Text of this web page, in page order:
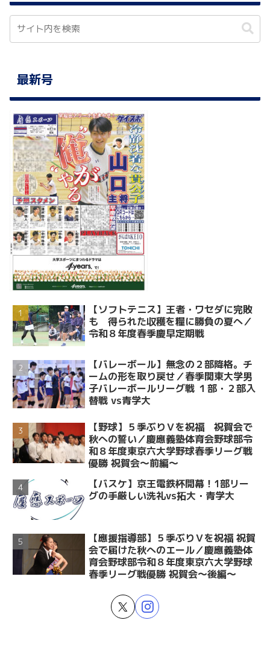
最新号
【ソフトテニス】王者・ワセダに完敗
も 得られた収穫を糧に勝負の夏へ／
令和８年度春季慶早定期戦
【バレーボール】無念の２部降格。チ
ームの形を取り戻せ／春季関東大学男
子バレーボールリーグ戦 １部・２部入
替戦 vs青学大
【野球】５季ぶりＶを祝福 祝賀会で
秋への誓い／慶應義塾体育会野球部令
和８年度東京六大学野球春季リーグ戦
優勝 祝賀会～前編～
【バスケ】京王電鉄杯開幕！1部リー
グの手厳しい洗礼vs拓大・青学大
【應援指導部】５季ぶりＶを祝福 祝賀
会で届けた秋へのエール／慶應義塾体
育会野球部令和８年度東京六大学野球
春季リーグ戦優勝 祝賀会～後編～